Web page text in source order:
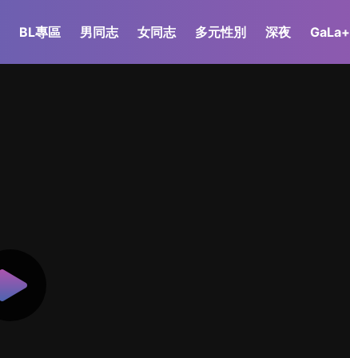
BL專區 男同志 女同志 多元性別 深夜 GaLa+